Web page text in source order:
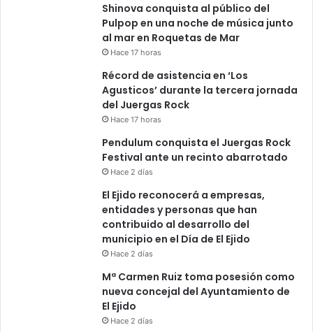
Shinova conquista al público del
Pulpop en una noche de música junto
al mar en Roquetas de Mar
Hace 17 horas
Récord de asistencia en ‘Los
Agusticos’ durante la tercera jornada
del Juergas Rock
Hace 17 horas
Pendulum conquista el Juergas Rock
Festival ante un recinto abarrotado
Hace 2 días
El Ejido reconocerá a empresas,
entidades y personas que han
contribuido al desarrollo del
municipio en el Día de El Ejido
Hace 2 días
Mª Carmen Ruiz toma posesión como
nueva concejal del Ayuntamiento de
El Ejido
Hace 2 días